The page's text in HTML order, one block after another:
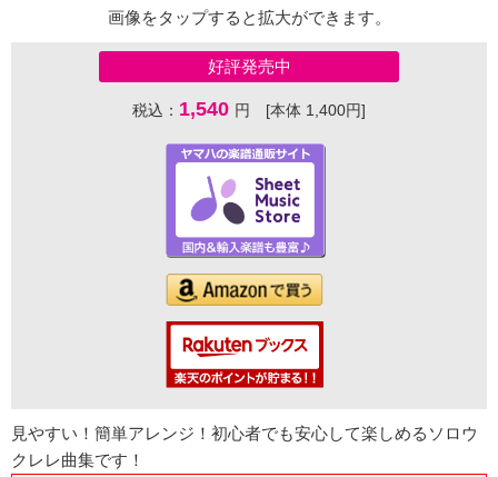
画像をタップすると拡大ができます。
好評発売中
税込： 1,540 円 [本体 1,400円]
見やすい！簡単アレンジ！初心者でも安心して楽しめるソロウ
クレレ曲集です！